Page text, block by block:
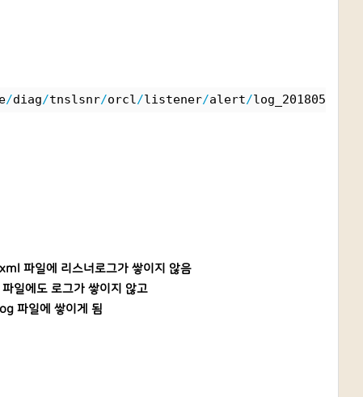
/diag/tnslsnr/orcl/listener/alert/log_20180520
파일에 리스너로그가 쌓이지 않음
일에도 로그가 쌓이지 않고
파일에 쌓이게 됨